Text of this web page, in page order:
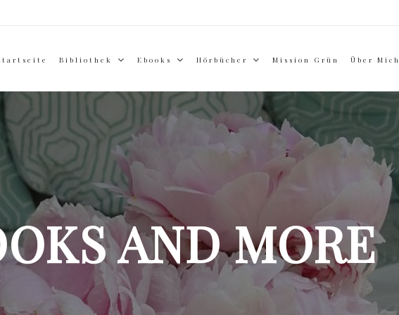
Bibliothek Ebooks Hörbücher Mission Grün Über Mich
AND MORE